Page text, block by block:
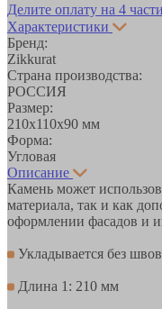
Делите оплату на 4
Характеристики
Бренд:
Zikkurat
Страна производства:
РОССИЯ
Размер:
210х110х90 мм
Форма:
Угловая
Описание
Камень может
материала, так и как
оформлении фасадов и
Укладывается без швов
Длина 1: 210 мм